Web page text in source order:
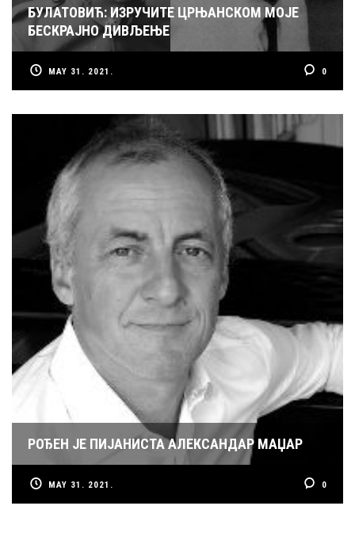
БУЛАТОВИЋ: ИЗРУЧИТЕ ЦРЊАНСКОМ МОЈЕ
БЕСКРАЈНО ДИВЉЕЊЕ
MAY 31. 2021. 0
РОЂЕН ЈЕ ПИЈАНИСТА АЛЕКСАНДАР МАЏАР
MAY 31. 2021. 0